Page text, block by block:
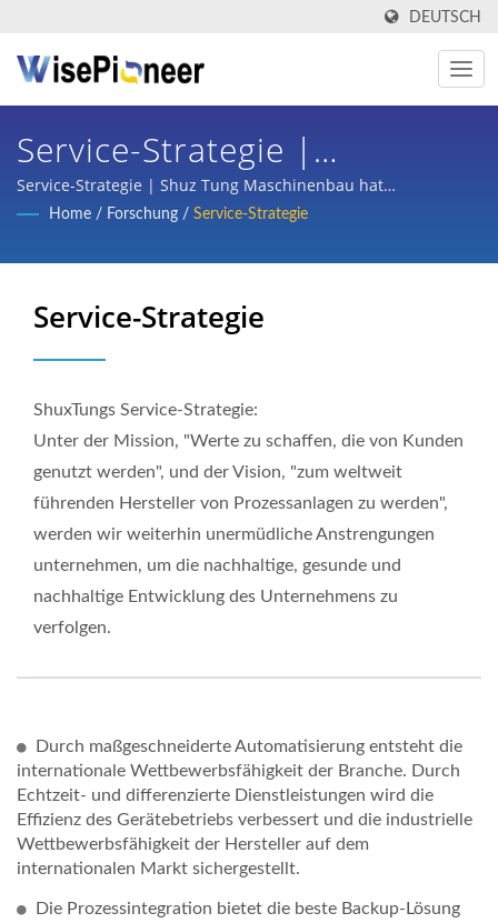
DEUTSCH
Service-Strategie |
Hergestellt In Taiwan
Tung
Service-Strategie | Shuz Tung Maschinenbau hat
beträchtliches Vertrauen und Unterstützung von inländischen
Halbleiter, Flachbildschirmprozesse, Leiterplatten, intelligente
Fahrräder und Teileverarbeitung von Autos, Rollern und einer
Home / Forschung / Service-Strategie
Service-Strategie
ShuxTungs Service-Strategie:
Unter der Mission, "Werte zu schaffen, die von Kunden
genutzt werden", und der Vision, "zum weltweit
führenden Hersteller von Prozessanlagen zu werden",
werden wir weiterhin unermüdliche Anstrengungen
unternehmen, um die nachhaltige, gesunde und
nachhaltige Entwicklung des Unternehmens zu
verfolgen.
Durch maßgeschneiderte Automatisierung entsteht die
internationale Wettbewerbsfähigkeit der Branche. Durch
Echtzeit- und differenzierte Dienstleistungen wird die
Effizienz des Gerätebetriebs verbessert und die industrielle
Wettbewerbsfähigkeit der Hersteller auf dem
internationalen Markt sichergestellt.
Die Prozessintegration bietet die beste Backup-Lösung